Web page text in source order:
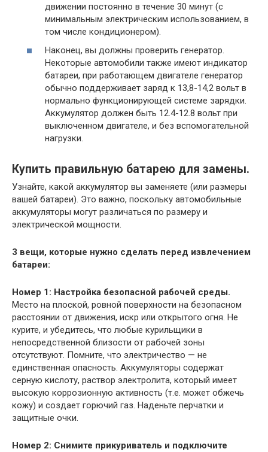
движении постоянно в течение 30 минут (с
минимальным электрическим использованием, в
том числе кондиционером).
Наконец, вы должны проверить генератор.
Некоторые автомобили также имеют индикатор
батареи, при работающем двигателе генератор
обычно поддерживает заряд к 13,8-14,2 вольт в
нормально функционирующей системе зарядки.
Аккумулятор должен быть 12.4-12.8 вольт при
выключенном двигателе, и без вспомогательной
нагрузки.
Купить правильную батарею для замены.
Узнайте, какой аккумулятор вы заменяете (или размеры
вашей батареи). Это важно, поскольку автомобильные
аккумуляторы могут различаться по размеру и
электрической мощности.
3 вещи, которые нужно сделать перед извлечением
батареи:
Номер 1: Настройка безопасной рабочей среды.
Место на плоской, ровной поверхности на безопасном
расстоянии от движения, искр или открытого огня. Не
курите, и убедитесь, что любые курильщики в
непосредственной близости от рабочей зоны
отсутствуют. Помните, что электричество — не
единственная опасность. Аккумуляторы содержат
серную кислоту, раствор электролита, который имеет
высокую коррозионную активность (т.е. может обжечь
кожу) и создает горючий газ. Наденьте перчатки и
защитные очки.
Номер 2: Снимите прикуриватель и подключите